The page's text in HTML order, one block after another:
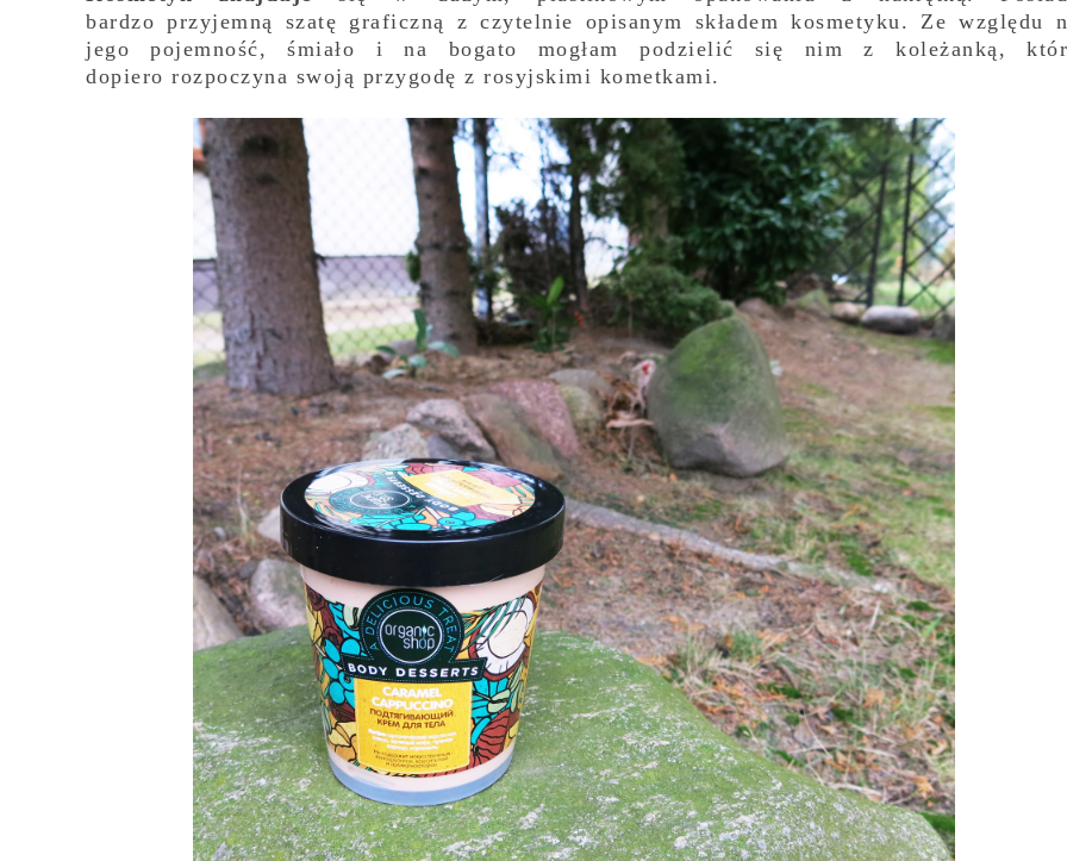
bardzo przyjemną szatę graficzną z czytelnie opisanym składem kosmetyku. Ze względu
jego pojemność, śmiało i na bogato mogłam podzielić się nim z koleżanką,
dopiero rozpoczyna swoją przygodę z rosyjskimi kometkami.